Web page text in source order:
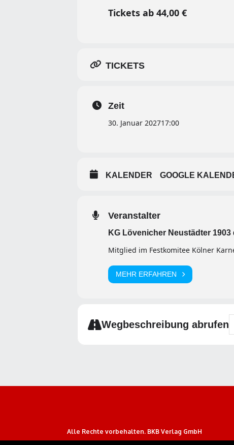
Tickets ab 44,00 €
TICKETS
Zeit
30. Januar 202717:00
KALENDER GOOGLE
Veranstalter
KG Lövenicher Neustädter 1903
Mitglied im Festkomitee Kölner
MEHR ERFAHREN
Wegbeschreibung abrufen
Alle Rechte vorbehalten. BKB Verlag GmbH